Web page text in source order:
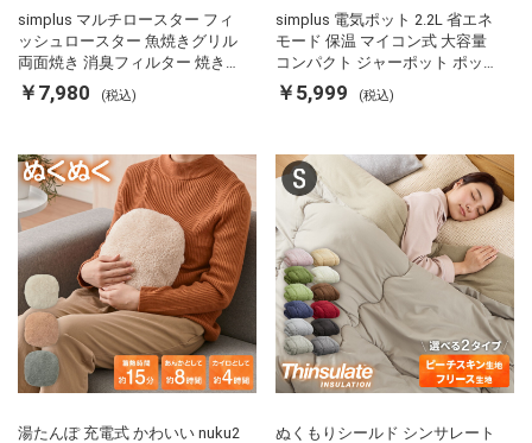
simplus マルチロースター フィ
ッシュロースター 魚焼きグリル
両面焼き 消臭フィルター 焼き魚
両面ヒーター タイマー付き SP-
FRS01 マットブラック シンプラ
￥7,980 (税込)
simplus 電気ポット 2.2L 省エネ
モード 保温 マイコン式 大容量
コンパクト ジャーポット ポット
カルキ抜き 空焚き防止 温度調節
軽量 SP-PD22 シンプラス
￥5,999 (税込)
湯たんぽ 充電式 かわいい nuku2
ぬくもりシールド シンサレート